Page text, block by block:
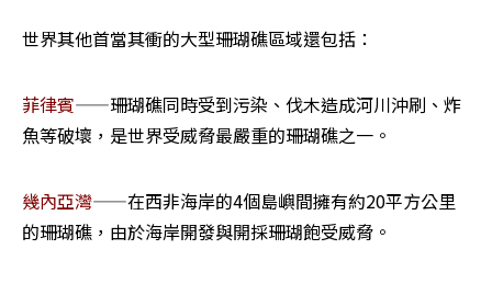
世界其他首當其衝的大型珊瑚礁區域還包括：
菲律賓——珊瑚礁同時受到污染、伐木造成河川沖刷、炸
魚等破壞，是世界受威脅最嚴重的珊瑚礁之一。
幾內亞灣——在西非海岸的4個島嶼間擁有約20平方公里
的珊瑚礁，由於海岸開發與開採珊瑚飽受威脅。